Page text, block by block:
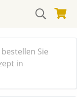
Sie
in